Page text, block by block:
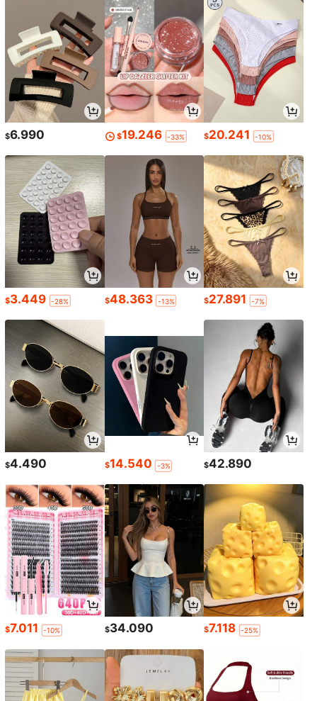
$6.990 $19.246 -33% $20.241 -10%
$3.449 -28% $48.363 -13% $27.891 -7%
$4.490 $14.540 -3% $42.890
$7.011 -10% $34.090 $7.118 -25%